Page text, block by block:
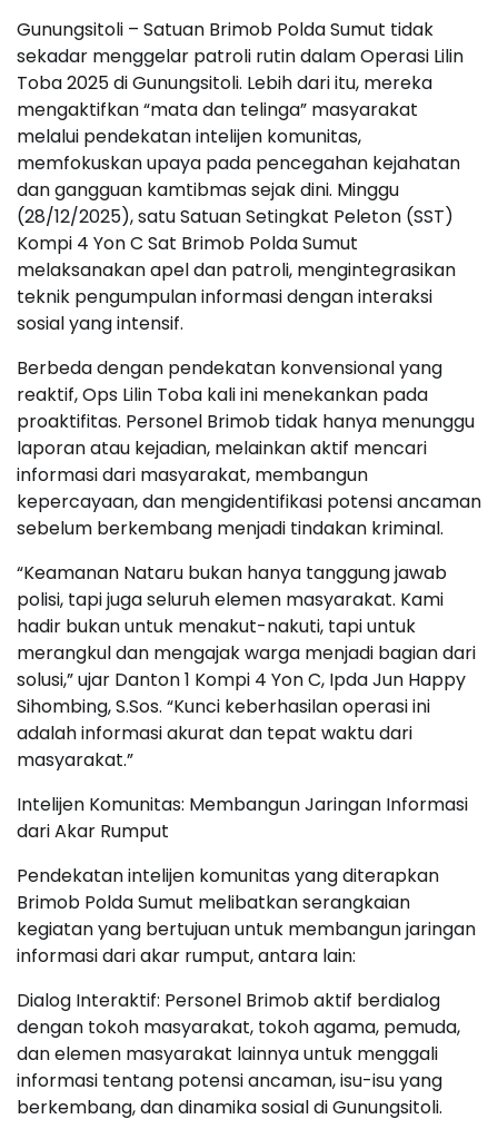
Gunungsitoli – Satuan Brimob Polda Sumut tidak
sekadar menggelar patroli rutin dalam Operasi Lilin
Toba 2025 di Gunungsitoli. Lebih dari itu, mereka
mengaktifkan “mata dan telinga” masyarakat
melalui pendekatan intelijen komunitas,
memfokuskan upaya pada pencegahan kejahatan
dan gangguan kamtibmas sejak dini. Minggu
(28/12/2025), satu Satuan Setingkat Peleton (SST)
Kompi 4 Yon C Sat Brimob Polda Sumut
melaksanakan apel dan patroli, mengintegrasikan
teknik pengumpulan informasi dengan interaksi
sosial yang intensif.
Berbeda dengan pendekatan konvensional yang
reaktif, Ops Lilin Toba kali ini menekankan pada
proaktifitas. Personel Brimob tidak hanya menunggu
laporan atau kejadian, melainkan aktif mencari
informasi dari masyarakat, membangun
kepercayaan, dan mengidentifikasi potensi ancaman
sebelum berkembang menjadi tindakan kriminal.
“Keamanan Nataru bukan hanya tanggung jawab
polisi, tapi juga seluruh elemen masyarakat. Kami
hadir bukan untuk menakut-nakuti, tapi untuk
merangkul dan mengajak warga menjadi bagian dari
solusi,” ujar Danton 1 Kompi 4 Yon C, Ipda Jun Happy
Sihombing, S.Sos. “Kunci keberhasilan operasi ini
adalah informasi akurat dan tepat waktu dari
masyarakat.”
Intelijen Komunitas: Membangun Jaringan Informasi
dari Akar Rumput
Pendekatan intelijen komunitas yang diterapkan
Brimob Polda Sumut melibatkan serangkaian
kegiatan yang bertujuan untuk membangun jaringan
informasi dari akar rumput, antara lain:
Dialog Interaktif: Personel Brimob aktif berdialog
dengan tokoh masyarakat, tokoh agama, pemuda,
dan elemen masyarakat lainnya untuk menggali
informasi tentang potensi ancaman, isu-isu yang
berkembang, dan dinamika sosial di Gunungsitoli.